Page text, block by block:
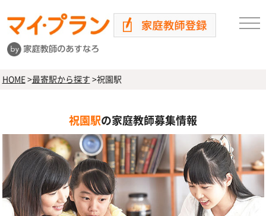
HOME>最寄駅から探す >祝園駅
祝園駅の家庭教師募集情報